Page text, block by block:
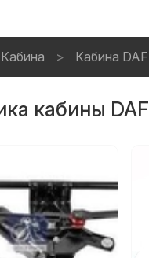
Кабина Кабина DAF
кабины DAF